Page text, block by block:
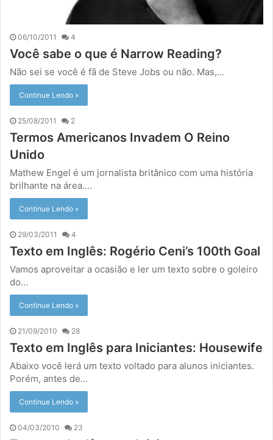
06/10/2011 4
Você sabe o que é Narrow Reading?
Não sei se você é fã de Steve Jobs ou não. Mas,…
Continue Lendo »
25/08/2011 2
Termos Americanos Invadem O Reino
Unido
Mathew Engel é um jornalista britânico com uma história
brilhante na área.…
Continue Lendo »
29/03/2011 4
Texto em Inglês: Rogério Ceni’s 100th Goal
Vamos aproveitar a ocasião e ler um texto sobre o goleiro
do…
Continue Lendo »
21/09/2010 28
Texto em Inglês para Iniciantes: Housewife
Abaixo você lerá um texto voltado para alunos iniciantes.
Porém, antes de…
Continue Lendo »
04/03/2010 23